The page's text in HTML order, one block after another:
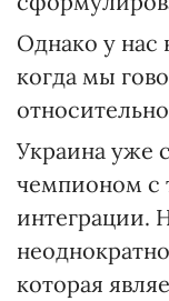
Однако у нас
когда мы
Украина уже
чемпионом с
интеграции.
которая